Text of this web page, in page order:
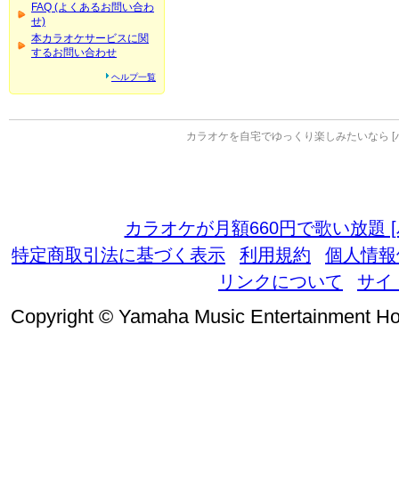
FAQ (よくあるお問い合わ
せ)
本カラオケサービスに関
するお問い合わせ
ヘルプ一覧
カラオケを自宅でゆっくり楽しみたいなら [
カラオケが月額660円で歌い放題
特定商取引法に基づく表示
利用規約
個人情
リンクについて
サイ
Copyright © Yamaha Music Entertainment